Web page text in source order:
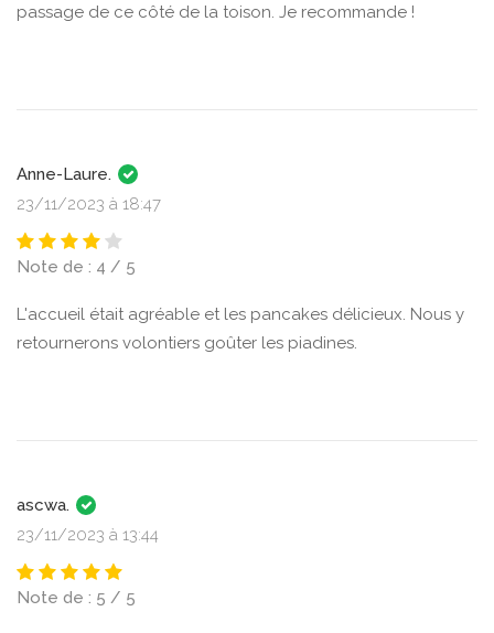
passage de ce côté de la toison. Je recommande !
Anne-Laure.
23/11/2023 à 18:47
Note de : 4 / 5
L'accueil était agréable et les pancakes délicieux. Nous y
retournerons volontiers goûter les piadines.
ascwa.
23/11/2023 à 13:44
Note de : 5 / 5